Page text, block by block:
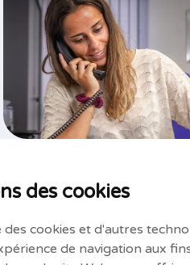
des cookies
des cookies et d'autres
de navigation aux